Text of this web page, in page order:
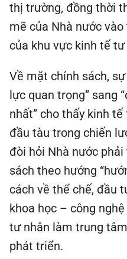
thị trường, đồng thời
mẽ của Nhà nước
của khu vực kinh tế tư
Về mặt chính sách,
lực quan trọng” sang
nhất” cho thấy kinh
đầu tàu trong chiến
đòi hỏi Nhà nước
sách theo hướng
cách về thể chế, đầu
khoa học – công
tư nhân làm trung
phát triển.